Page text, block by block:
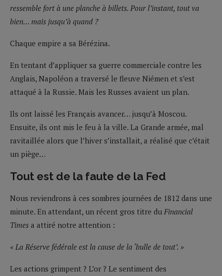
ressemble fort à une planche à billets. Pour l’instant, tout va
bien… mais jusqu’à quand ?
Chaque empire a sa Bérézina.
En tentant d’appliquer sa guerre commerciale contre les
Anglais, Napoléon a traversé le fleuve Niémen et s’est
attaqué à la Russie. Mais les Russes avaient un plan.
Ils ont laissé les Français avancer… jusqu’à Moscou.
Ensuite, ils ont mis le feu à la ville. La Grande armée, mal
ravitaillée alors que l’hiver s’installait, a réalisé que c’était
un piège…
Tout est de la faute de la Fed
Nous reviendrons à ces sombres journées de 1812 dans une
minute. En attendant, un récent gros titre du Financial
Times a attiré notre attention :
« La Réserve fédérale est la cause de la ‘bulle de tout’. »
Les actions grimpent ? L’or ? Le sentiment des